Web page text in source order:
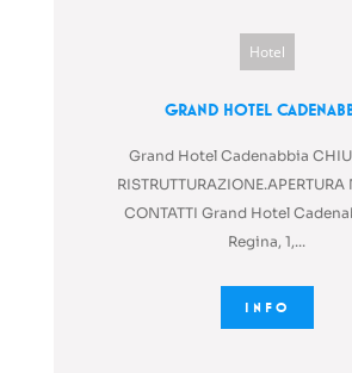
Hotel
Grand Hotel
Grand Hotel Cadenabbia
RISTRUTTURAZIONE.APERTURA
CONTATTI Grand Hotel
Regina, 1,...
INFO